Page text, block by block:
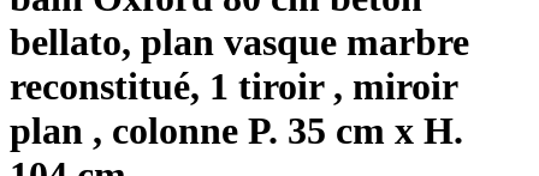
bellato, plan vasque marbre
reconstitué, 1 tiroir , miroir
plan , colonne P. 35 cm x H.